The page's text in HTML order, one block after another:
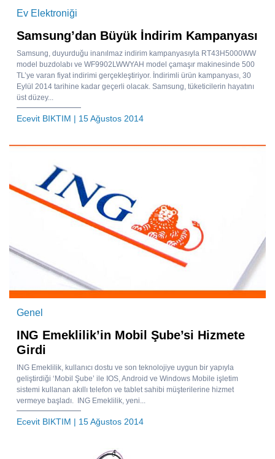
Ev Elektroniği
Samsung’dan Büyük İndirim Kampanyası
Samsung, duyurduğu inanılmaz indirim kampanyasıyla RT43H5000WW
model buzdolabı ve WF9902LWWYAH model çamaşır makinesinde 500
TL’ye varan fiyat indirimi gerçekleştiriyor. İndirimli ürün kampanyası, 30
Eylül 2014 tarihine kadar geçerli olacak. Samsung, tüketicilerin hayatını
üst düzey...
Ecevit BIKTIM | 15 Ağustos 2014
Genel
ING Emeklilik’in Mobil Şube’si Hizmete
Girdi
ING Emeklilik, kullanıcı dostu ve son teknolojiye uygun bir yapıyla
geliştirdiği ‘Mobil Şube’ ile IOS, Android ve Windows Mobile işletim
sistemi kullanan akıllı telefon ve tablet sahibi müşterilerine hizmet
vermeye başladı. ING Emeklilik, yeni...
Ecevit BIKTIM | 15 Ağustos 2014